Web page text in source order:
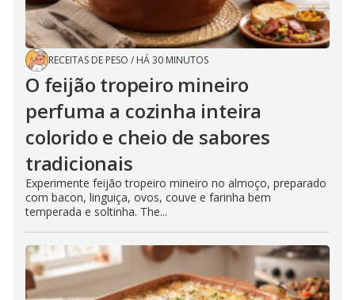
RECEITAS DE PESO / HÁ 30 MINUTOS
O feijão tropeiro mineiro
perfuma a cozinha inteira
colorido e cheio de sabores
tradicionais
Experimente feijão tropeiro mineiro no almoço, preparado
com bacon, linguiça, ovos, couve e farinha bem
temperada e soltinha. The...